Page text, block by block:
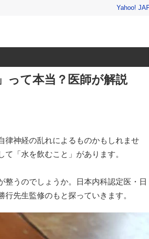
Yahoo!
って本当？医師が解説
律神経の乱れによるものかもしれませ
「水を飲むこと」があります。
整うのでしょうか。日本内科認定医・日
先生監修のもと探っていきます。